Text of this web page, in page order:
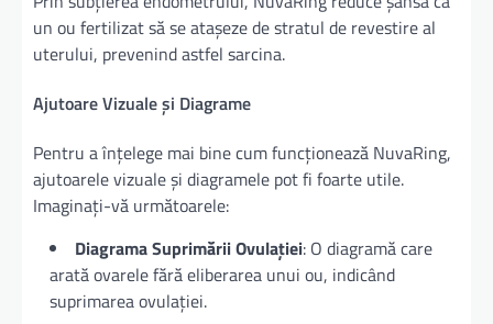
un ou fertilizat să se atașeze de stratul de revestire al
uterului, prevenind astfel sarcina.
Ajutoare Vizuale și Diagrame
Pentru a înțelege mai bine cum funcționează NuvaRing,
ajutoarele vizuale și diagramele pot fi foarte utile.
Imaginați-vă următoarele:
Diagrama Suprimării Ovulației: O diagramă care
arată ovarele fără eliberarea unui ou, indicând
suprimarea ovulației.